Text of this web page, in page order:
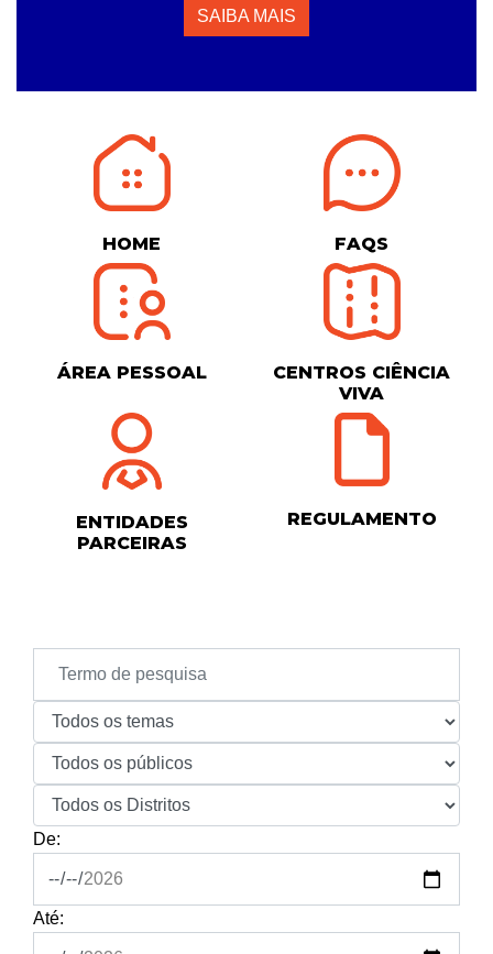
SAIBA MAIS
HOME FAQS
ÁREA PESSOAL
CENTROS CIÊNCIA
VIVA
ENTIDADES
PARCEIRAS
REGULAMENTO
De:
Até: